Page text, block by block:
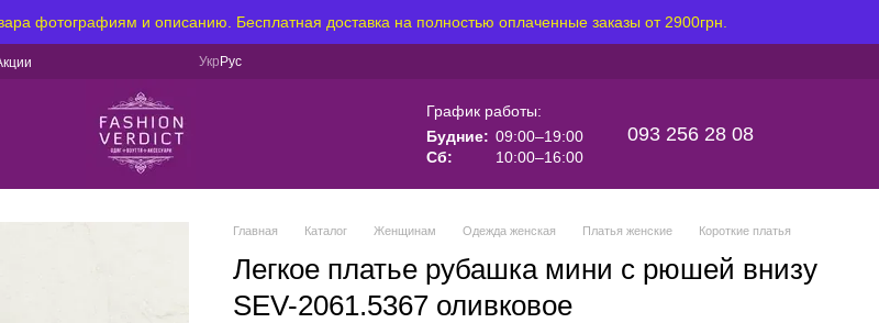
фотографиям и описанию. Бесплатная доставка на полностью оплаченные заказы от 2900грн.
Укр Рус
График работы:
Будние: 09:00–19:00
Сб:
10:00–16:00
093 256 28 08
Главная Каталог Женщинам Одежда женская Платья женские Короткие платья
Легкое платье рубашка мини с рюшей внизу
SEV-2061.5367 оливковое